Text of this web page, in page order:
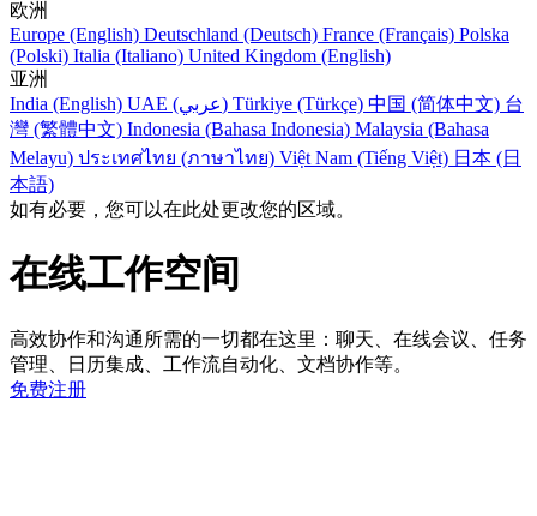
欧洲
Europe (English) Deutschland (Deutsch) France (Français) Polska
(Polski) Italia (Italiano) United Kingdom (English)
亚洲
India (English)
UAE (عربي) Türkiye (Türkçe) 中国 (简体中文) 台
灣 (繁體中文) Indonesia (Bahasa Indonesia) Malaysia (Bahasa
Melayu) ประเทศไทย (ภาษาไทย) Việt Nam (Tiếng Việt) 日本 (日
本語)
如有必要，您可以在此处更改您的区域。
在线工作空间
高效协作和沟通所需的一切都在这里：聊天、在线会议、任务
管理、日历集成、工作流自动化、文档协作等。
免费注册